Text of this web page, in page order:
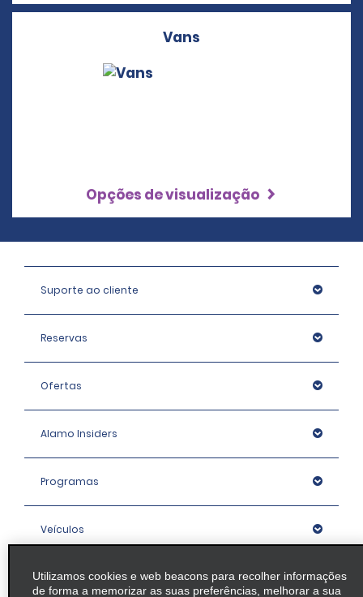
Vans
Opções de visualização
Suporte ao cliente
Reservas
Ofertas
Alamo Insiders
Programas
Veículos
Agências
Utilizamos cookies e web beacons para recolher informações
de forma a memorizar as suas preferências, melhorar a sua